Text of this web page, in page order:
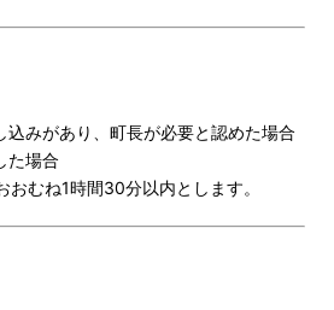
みがあり、町長が必要と認めた場合
た場合
むね1時間30分以内とします。